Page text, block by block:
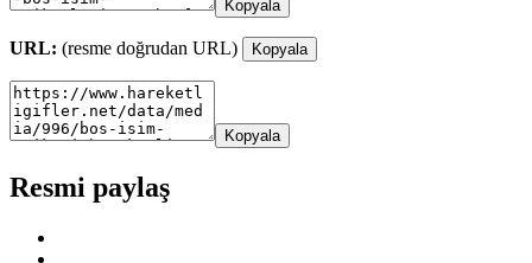
Kopyala
URL: (resme doğrudan URL) Kopyala
Kopyala
Resmi paylaş